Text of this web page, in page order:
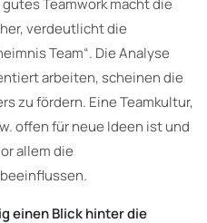
Teamwork macht die
verdeutlicht die
Team“. Die Analyse
arbeiten, scheinen die
zu fördern. Eine Teamkultur,
offen für neue Ideen ist und
allem die
einen Blick hinter die